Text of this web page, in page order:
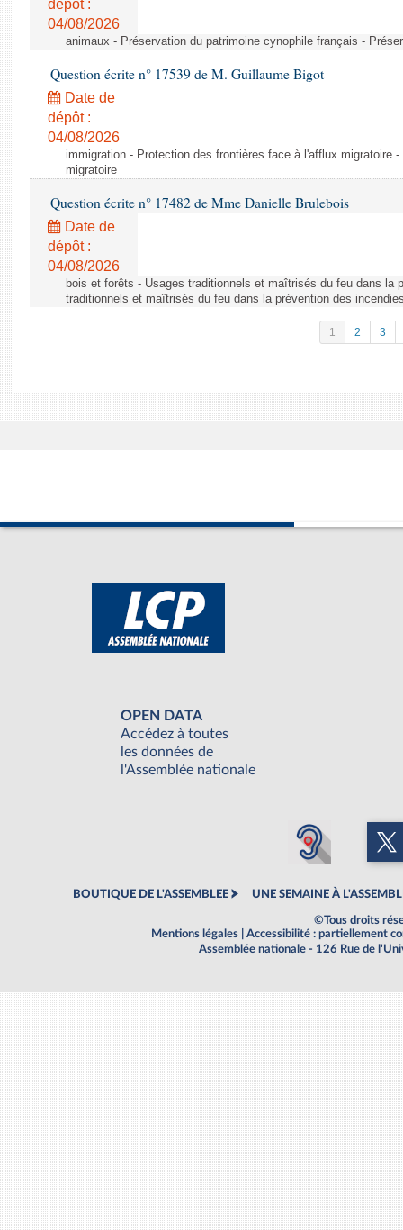
dépôt :
04/08/2026
animaux - Préservation du patrimoine cynophile français -
Question écrite n° 17539 de M. Guillaume Bigot
Date de
dépôt :
04/08/2026
immigration - Protection des frontières face à l'afflux migratoire
migratoire
Question écrite n° 17482 de Mme Danielle Brulebois
Date de
dépôt :
04/08/2026
bois et forêts - Usages traditionnels et maîtrisés du feu dans la
traditionnels et maîtrisés du feu dans la prévention des
1 2 3
OPEN DATA
Accédez à toutes
les données de
l'Assemblée nationale
BOUTIQUE DE L'ASSEMBLEE UNE SEMAINE À
©Tous droits
Mentions légales
Accessibilité : partiellement
Assemblée nationale - 126 Rue de